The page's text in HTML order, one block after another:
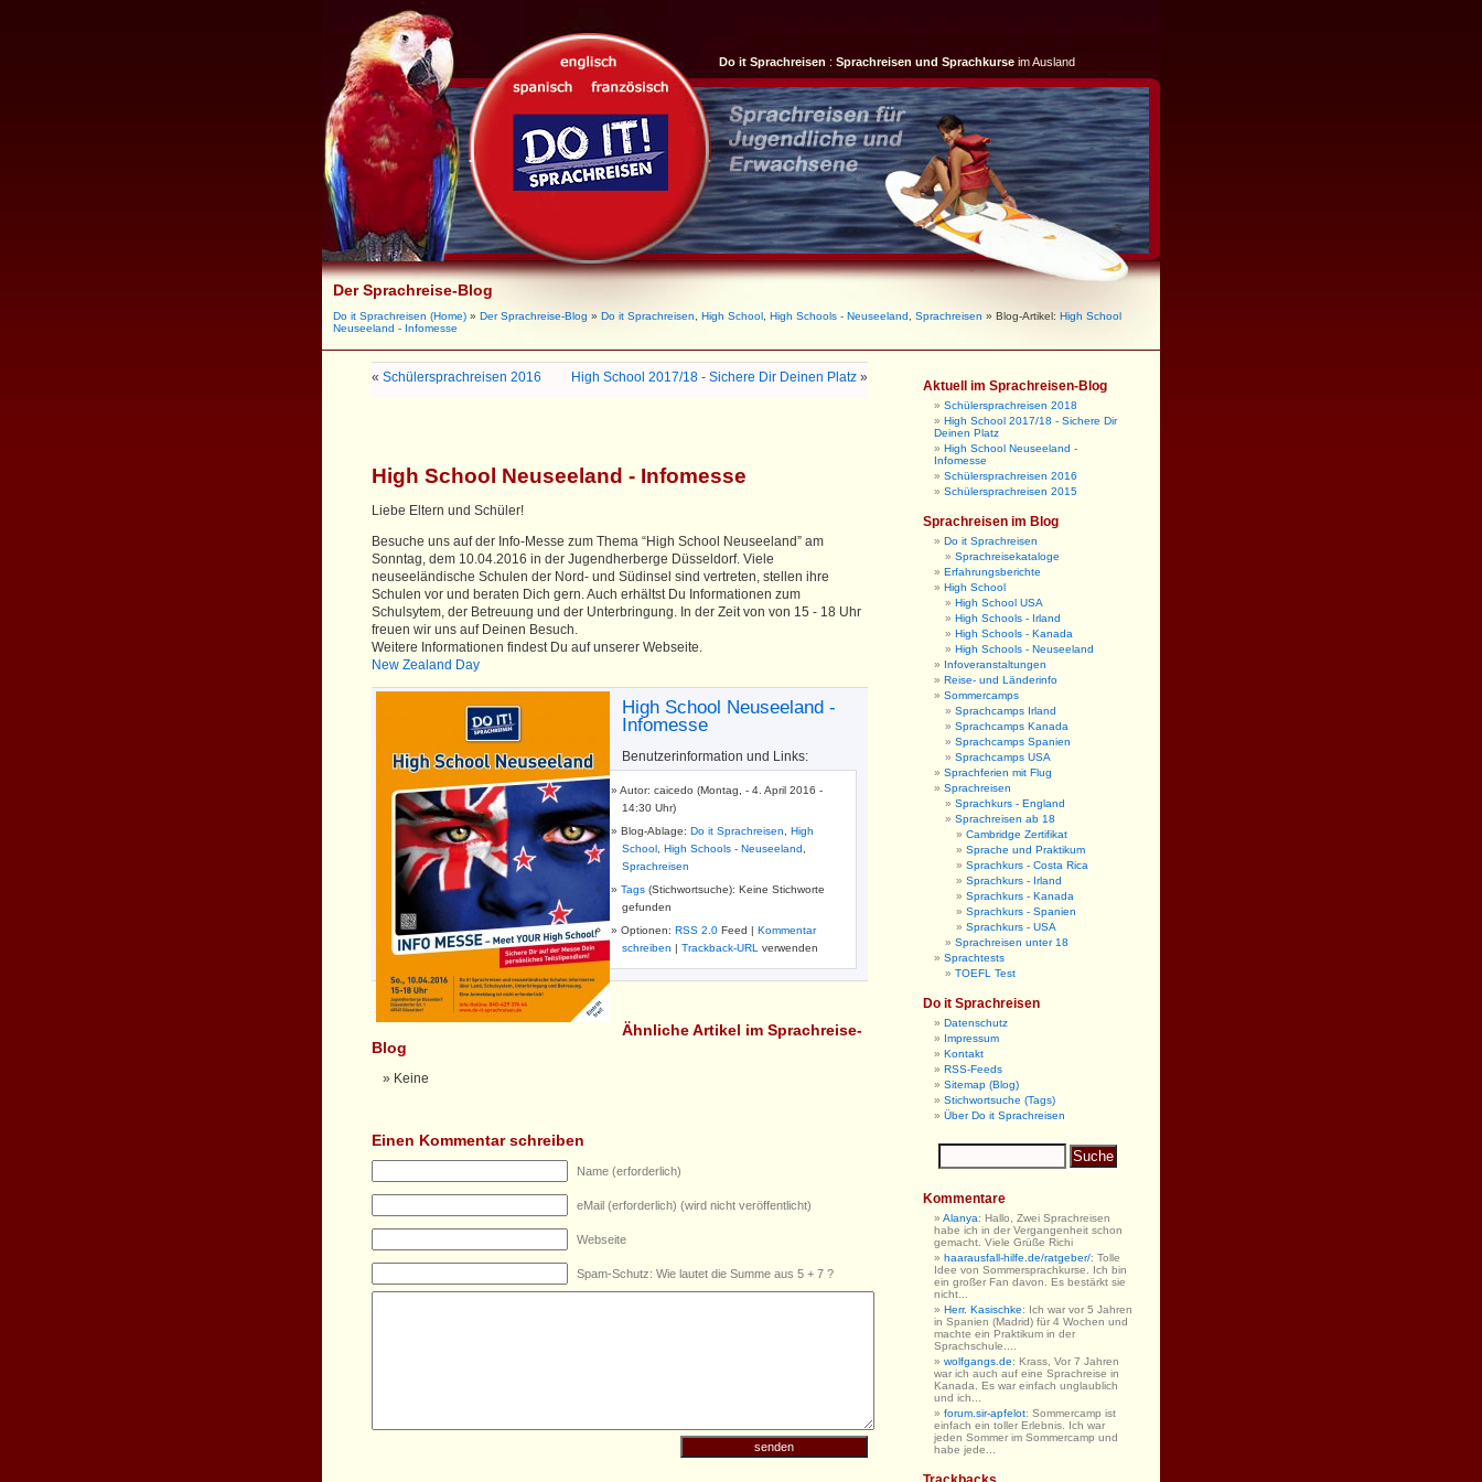
Do it Sprachreisen : Sprachreisen und Sprachkurse im Ausland
Der Sprachreise-Blog
Do it Sprachreisen (Home) » Der Sprachreise-Blog » Do it Sprachreisen High School High Schools - Neuseeland Sprachreisen » Blog-Artikel: High School
Neuseeland - Infomesse
« Schülersprachreisen 2016 High School 2017/18 - Sichere Dir Deinen Platz »
High School Neuseeland - Infomesse
Liebe Eltern und Schüler!
Besuche uns auf der Info-Messe zum Thema “High School Neuseeland” am
Sonntag, dem 10.04.2016 in der Jugendherberge Düsseldorf. Viele
neuseeländische Schulen der Nord- und Südinsel sind vertreten, stellen ihre
Schulen vor und beraten Dich gern. Auch erhältst Du Informationen zum
Schulsytem, der Betreuung und der Unterbringung. In der Zeit von von 15 - 18 Uhr
freuen wir uns auf Deinen Besuch.
Weitere Informationen findest Du auf unserer Webseite.
New Zealand Day
High School Neuseeland -
Infomesse
Benutzerinformation und Links:
Autor: caicedo (Montag, - 4. April 2016 -
14:30 Uhr)
Blog-Ablage: Do it Sprachreisen
High
School High Schools - Neuseeland
Sprachreisen
Tags (Stichwortsuche): Keine Stichworte
gefunden
Optionen: RSS 2.0 Feed | Kommentar
schreiben | Trackback-URL verwenden
Ähnliche Artikel im Sprachreise-
Blog
Keine
Einen Kommentar schreiben
Name (erforderlich)
eMail (erforderlich) (wird nicht veröffentlicht)
Webseite
Spam-Schutz: Wie lautet die Summe aus 5 + 7 ?
Aktuell im Sprachreisen-Blog
Schülersprachreisen 2018
High School 2017/18 - Sichere Dir
Deinen Platz
High School Neuseeland -
Infomesse
Schülersprachreisen 2016
Schülersprachreisen 2015
Sprachreisen im Blog
Do it Sprachreisen
Sprachreisekataloge
Erfahrungsberichte
High School
High School USA
High Schools - Irland
High Schools - Kanada
High Schools - Neuseeland
Infoveranstaltungen
Reise- und Länderinfo
Sommercamps
Sprachcamps Irland
Sprachcamps Kanada
Sprachcamps Spanien
Sprachcamps USA
Sprachferien mit Flug
Sprachreisen
Sprachkurs - England
Sprachreisen ab 18
Cambridge Zertifikat
Sprache und Praktikum
Sprachkurs - Costa Rica
Sprachkurs - Irland
Sprachkurs - Kanada
Sprachkurs - Spanien
Sprachkurs - USA
Sprachreisen unter 18
Sprachtests
TOEFL Test
Do it Sprachreisen
Datenschutz
Impressum
Kontakt
RSS-Feeds
Sitemap (Blog)
Stichwortsuche (Tags)
Über Do it Sprachreisen
Kommentare
Alanya: Hallo, Zwei Sprachreisen
habe ich in der Vergangenheit schon
gemacht. Viele Grüße Richi
haarausfall-hilfe.de/ratgeber/: Tolle
Idee von Sommersprachkurse. Ich bin
ein großer Fan davon. Es bestärkt sie
nicht...
Herr. Kasischke: Ich war vor 5 Jahren
in Spanien (Madrid) für 4 Wochen und
machte ein Praktikum in der
Sprachschule....
wolfgangs.de: Krass, Vor 7 Jahren
war ich auch auf eine Sprachreise in
Kanada. Es war einfach unglaublich
und ich...
forum.sir-apfelot: Sommercamp ist
einfach ein toller Erlebnis. Ich war
jeden Sommer im Sommercamp und
habe jede...